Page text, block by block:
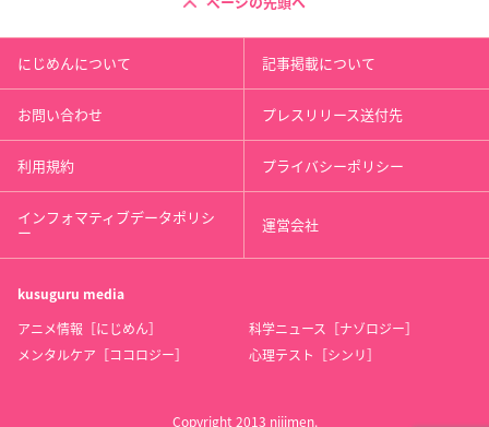
ページの先頭へ
にじめんについて 記事掲載について
お問い合わせ プレスリリース送付先
利用規約 プライバシーポリシー
インフォマティブデータポリシ
ー 運営会社
kusuguru media
アニメ情報［にじめん］
科学ニュース［ナゾロジー］
メンタルケア［ココロジー］
心理テスト［シンリ］
Copyright 2013 nijimen.